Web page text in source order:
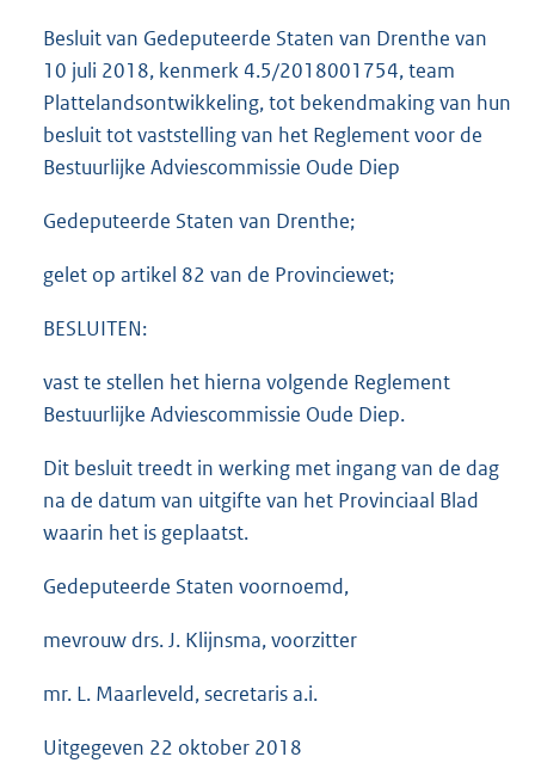
Besluit van Gedeputeerde Staten van Drenthe van
10 juli 2018, kenmerk 4.5/2018001754, team
Plattelandsontwikkeling, tot bekendmaking van hun
besluit tot vaststelling van het Reglement voor de
Bestuurlijke Adviescommissie Oude Diep
Gedeputeerde Staten van Drenthe;
gelet op artikel 82 van de Provinciewet;
BESLUITEN:
vast te stellen het hierna volgende Reglement
Bestuurlijke Adviescommissie Oude Diep.
Dit besluit treedt in werking met ingang van de dag
na de datum van uitgifte van het Provinciaal Blad
waarin het is geplaatst.
Gedeputeerde Staten voornoemd,
mevrouw drs. J. Klijnsma, voorzitter
mr. L. Maarleveld, secretaris a.i.
Uitgegeven 22 oktober 2018